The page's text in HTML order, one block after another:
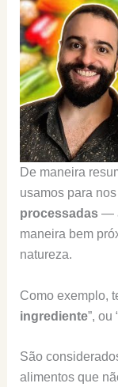
De maneira
usamos para
processadas—
maneira bem
natureza.
Como exemplo,
ingrediente”, ou
São
alimentos que